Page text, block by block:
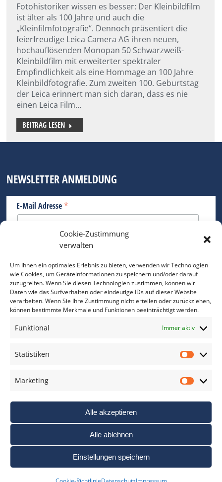
Cookie-Zustimmung
verwalten
Um Ihnen ein optimales Erlebnis zu bieten, verwenden wir Technologien
wie Cookies, um Geräteinformationen zu speichern und/oder darauf
zuzugreifen. Wenn Sie diesen Technologien zustimmen, können wir
Daten wie das Surfverhalten oder eindeutige IDs auf dieser Website
verarbeiten. Wenn Sie Ihre Zustimmung nicht erteilen oder zurückziehen,
können bestimmte Merkmale und Funktionen beeinträchtigt werden.
Funktional Immer aktiv
Statistiken
Marketing
Alle akzeptieren
Alle ablehnen
Einstellungen speichern
Fotohistoriker wissen es besser: Der Kleinbildfilm
ist älter als 100 Jahre und auch die
„Kleinfilmfotografie“. Dennoch präsentiert die
feierfreudige Leica Camera AG ihren neuen,
hochauflösenden Monopan 50 Schwarzweiß-
Kleinbildfilm mit erweiterter spektraler
Empfindlichkeit als eine Hommage an 100 Jahre
Kleinbildfotografie. Zum zweiten 100. Geburtstag
der Leica erinnert man sich daran, dass es nie
einen Leica Film…
BEITRAG LESEN
NEWSLETTER ANMELDUNG
E-Mail Adresse *
Bitte geben Sie Ihre E-Mail Adresse ein.
*